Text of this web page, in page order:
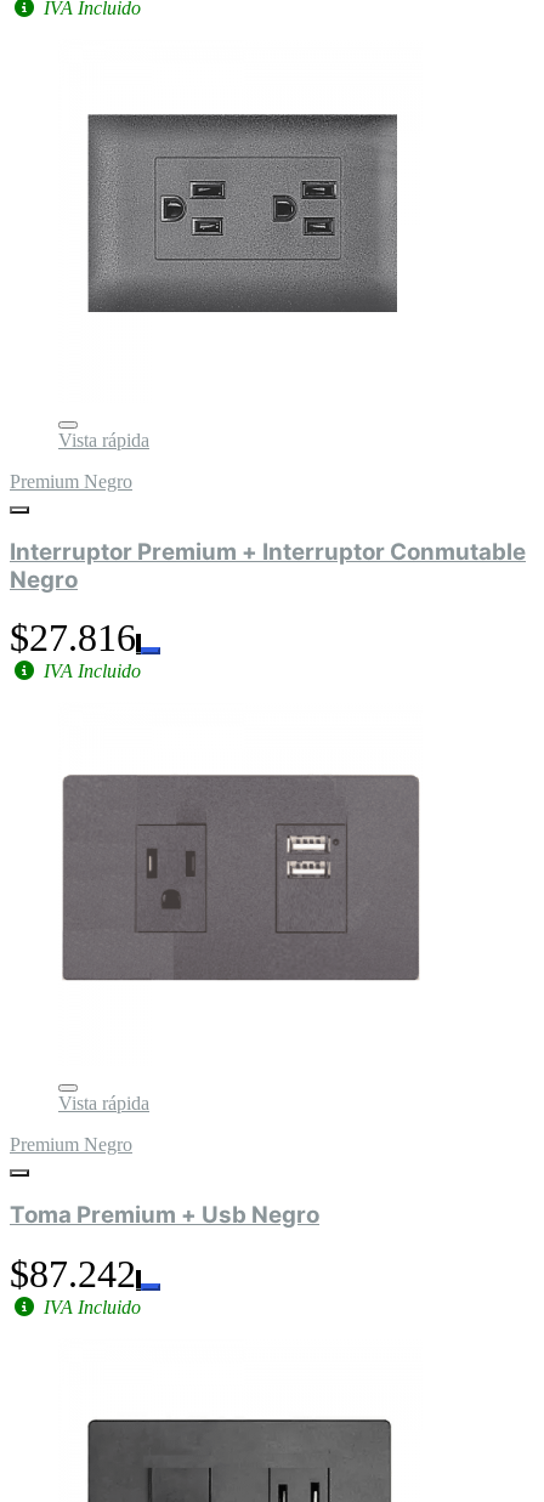
IVA Incluido
Vista rápida
Premium Negro
Interruptor Premium + Interruptor Conmutable
Negro
$27.816
IVA Incluido
Vista rápida
Premium Negro
Toma Premium + Usb Negro
$87.242
IVA Incluido